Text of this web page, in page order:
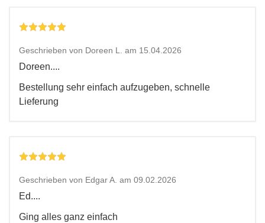
Geschrieben von Doreen L. am 15.04.2026
Doreen....
Bestellung sehr einfach aufzugeben, schnelle
Lieferung
Geschrieben von Edgar A. am 09.02.2026
Ed....
Ging alles ganz einfach